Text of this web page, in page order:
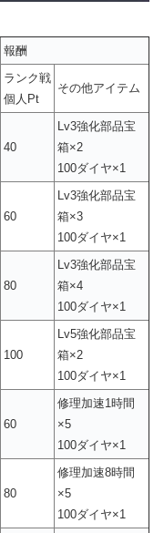
報酬
ランク戦
個人Pt
その他アイテム
40
Lv3強化部品宝
箱×2
100ダイヤ×1
60
Lv3強化部品宝
箱×3
100ダイヤ×1
80
Lv3強化部品宝
箱×4
100ダイヤ×1
100
Lv5強化部品宝
箱×2
100ダイヤ×1
60
修理加速1時間
×5
100ダイヤ×1
80
修理加速8時間
×5
100ダイヤ×1